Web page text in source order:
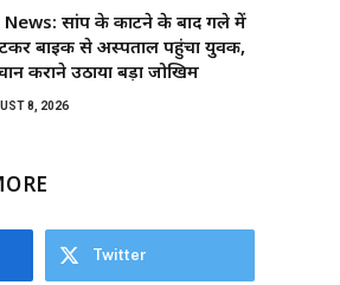
News: सांप के काटने के बाद गले में
बाइक से अस्पताल पहुंचा युवक,
कराने उठाया बड़ा जोखिम
8, 2026
Twitter